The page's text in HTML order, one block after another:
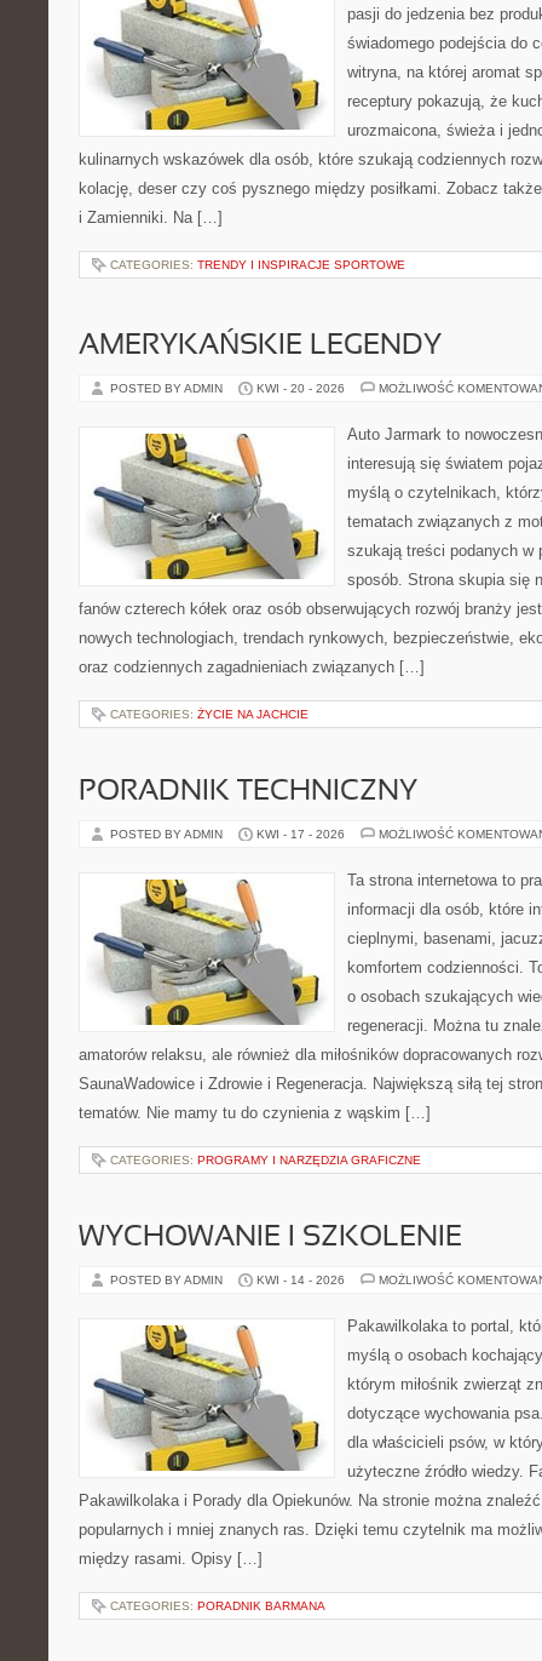
pasji do jedzenia bez
świadomego podejścia do
witryna, na której aromat
receptury pokazują, że
urozmaicona, świeża i
kulinarnych wskazówek dla osób, które szukają codziennych
kolację, deser czy coś pysznego między posiłkami. Zobacz
i Zamienniki. Na […]
CATEGORIES: TRENDY I INSPIRACJE SPORTOWE
AMERYKAŃSKIE LEGENDY
POSTED BY ADMIN KWI - 20 - 2026 MOŻLIWOŚĆ
Auto Jarmark to
interesują się światem
myślą o czytelnikach,
tematach związanych z
szukają treści podanych w
sposób. Strona skupia się
fanów czterech kółek oraz osób obserwujących rozwój branży
nowych technologiach, trendach rynkowych, bezpieczeństwie,
oraz codziennych zagadnieniach związanych […]
CATEGORIES: ŻYCIE NA JACHCIE
PORADNIK TECHNICZNY
POSTED BY ADMIN KWI - 17 - 2026 MOŻLIWOŚĆ
Ta strona internetowa to
informacji dla osób, które
cieplnymi, basenami,
komfortem codzienności.
o osobach szukających
regeneracji. Można tu
amatorów relaksu, ale również dla miłośników dopracowanych
SaunaWadowice i Zdrowie i Regeneracja. Największą siłą tej
tematów. Nie mamy tu do czynienia z wąskim […]
CATEGORIES: PROGRAMY I NARZĘDZIA GRAFICZNE
WYCHOWANIE I SZKOLENIE
POSTED BY ADMIN KWI - 14 - 2026 MOŻLIWOŚĆ
Pakawilkolaka to portal,
myślą o osobach
którym miłośnik zwierząt
dotyczące wychowania
dla właścicieli psów, w
użyteczne źródło wiedzy.
Pakawilkolaka i Porady dla Opiekunów. Na stronie można
popularnych i mniej znanych ras. Dzięki temu czytelnik ma
między rasami. Opisy […]
CATEGORIES: PORADNIK BARMANA